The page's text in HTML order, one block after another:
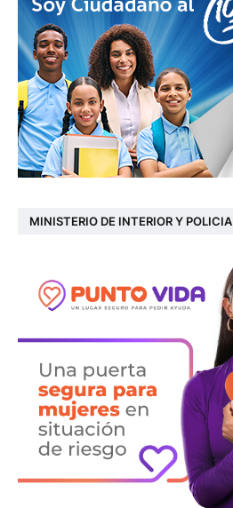
MINISTERIO DE INTERIOR Y POLICIA